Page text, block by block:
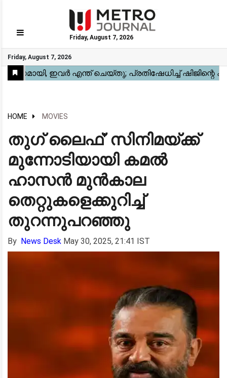
Friday, August 7, 2026
Friday, August 7, 2026
GO
Home
Kerala
National
Gulf
World
Sports
Movies
Health
Automobile
Travel
Education
Novel
Business
Technology
Webstory
HOME MOVIES
തുഗ് ലൈഫ്' സിനിമയ്ക്ക്
മുന്നോടിയായി കമൽ
ഹാസൻ മുൻകാല
തെറ്റുകളെക്കുറിച്ച്
തുറന്നുപറഞ്ഞു
By News Desk May 30, 2025, 21:41 IST